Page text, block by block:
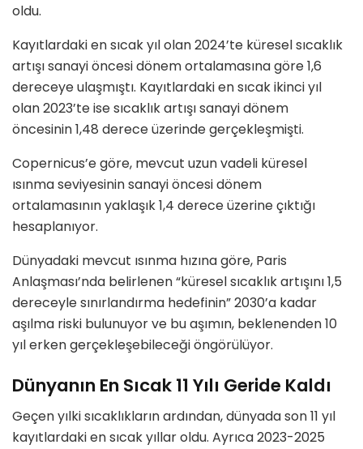
oldu.
Kayıtlardaki en sıcak yıl olan 2024’te küresel sıcaklık
artışı sanayi öncesi dönem ortalamasına göre 1,6
dereceye ulaşmıştı. Kayıtlardaki en sıcak ikinci yıl
olan 2023’te ise sıcaklık artışı sanayi dönem
öncesinin 1,48 derece üzerinde gerçekleşmişti.
Copernicus’e göre, mevcut uzun vadeli küresel
ısınma seviyesinin sanayi öncesi dönem
ortalamasının yaklaşık 1,4 derece üzerine çıktığı
hesaplanıyor.
Dünyadaki mevcut ısınma hızına göre, Paris
Anlaşması’nda belirlenen “küresel sıcaklık artışını 1,5
dereceyle sınırlandırma hedefinin” 2030’a kadar
aşılma riski bulunuyor ve bu aşımın, beklenenden 10
yıl erken gerçekleşebileceği öngörülüyor.
Dünyanın En Sıcak 11 Yılı Geride Kaldı
Geçen yılki sıcaklıkların ardından, dünyada son 11 yıl
kayıtlardaki en sıcak yıllar oldu. Ayrıca 2023-2025